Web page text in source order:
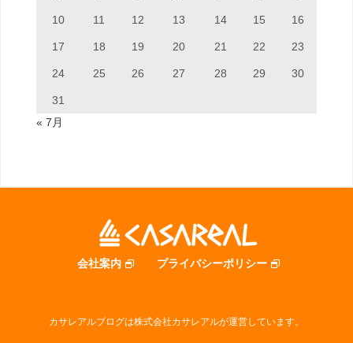
10 11 12 13 14 15 16
17 18 19 20 21 22 23
24 25 26 27 28 29 30
31
« 7月
会社案内 プライバシーポリシー
カサレアルブログは株式会社カサレアルが運営しています。